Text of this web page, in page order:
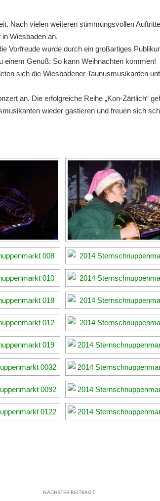
Nach vielen weiteren stimmungsvollen
Wiesbaden an.
Vorfreude wurde durch ein großartiges
einem Genuß: So kann Weihnachten kommen!
sich die Wiesbadener Taunusmusikanten
an. Die erfolgreiche Reihe „Kon-Zärtlich“
wieder gastieren und freuen sich
NÄCHSTER BEITRAG